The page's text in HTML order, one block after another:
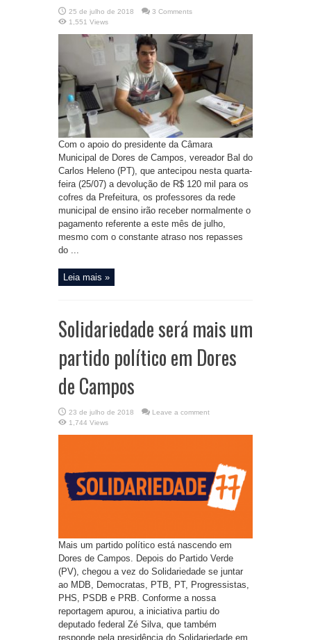
25 de julho de 2018
3 Comments
1,551 Views
Com o apoio do presidente da Câmara
Municipal de Dores de Campos, vereador Bal do
Carlos Heleno (PT), que antecipou nesta quarta-
feira (25/07) a devolução de R$ 120 mil para os
cofres da Prefeitura, os professores da rede
municipal de ensino irão receber normalmente o
pagamento referente a este mês de julho,
mesmo com o constante atraso nos repasses
do ...
Leia mais »
Solidariedade será mais um
partido político em Dores
de Campos
23 de julho de 2018
Leave a comment
1,744 Views
Mais um partido político está nascendo em
Dores de Campos. Depois do Partido Verde
(PV), chegou a vez do Solidariedade se juntar
ao MDB, Democratas, PTB, PT, Progressistas,
PHS, PSDB e PRB. Conforme a nossa
reportagem apurou, a iniciativa partiu do
deputado federal Zé Silva, que também
responde pela presidência do Solidariedade em